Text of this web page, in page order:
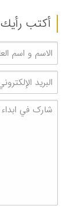
أکتب رأیك